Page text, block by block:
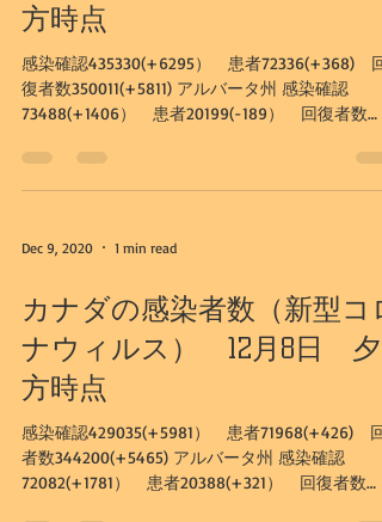
方時点
感染確認435330(+6295） 患者72336(+368) 回
復者数350011(+5811) アルバータ州 感染確認
73488(+1406） 患者20199(-189） 回復者数
Dec 9, 2020 1 min read
カナダの感染者数（新型コ
ナウィルス） 12月8日 夕
方時点
感染確認429035(+5981） 患者71968(+426) 回
者数344200(+5465) アルバータ州 感染確認
72082(+1781） 患者20388(+321） 回復者数